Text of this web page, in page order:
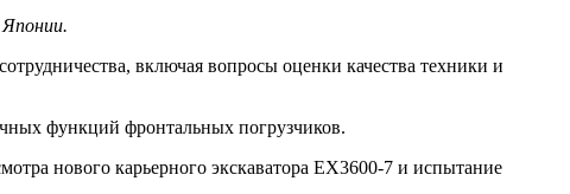
включая вопросы оценки качества техники и
функций фронтальных погрузчиков.
нового карьерного экскаватора EX3600-7 и испытание